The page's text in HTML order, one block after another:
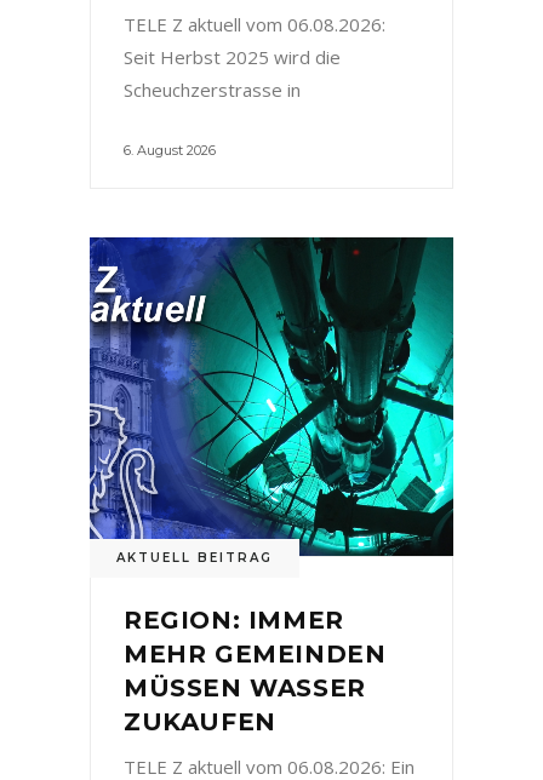
TELE Z aktuell vom 06.08.2026:
Seit Herbst 2025 wird die
Scheuchzerstrasse in
6. August 2026
AKTUELL BEITRAG
REGION: IMMER
MEHR GEMEINDEN
MÜSSEN WASSER
ZUKAUFEN
TELE Z aktuell vom 06.08.2026: Ein